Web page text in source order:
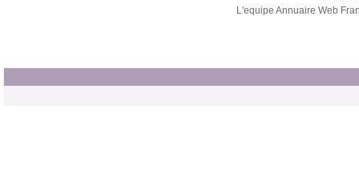
L'equipe Annuaire Web